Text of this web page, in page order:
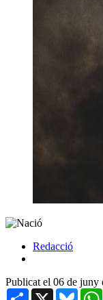
Redacció
Publicat el 06 de juny
Share X